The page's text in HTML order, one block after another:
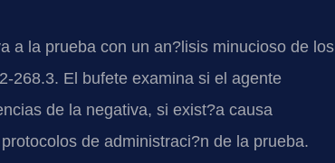
a la prueba con un an?lisis minucioso de los
268.3. El bufete examina si el agente
de la negativa, si exist?a causa
de administraci?n de la prueba.